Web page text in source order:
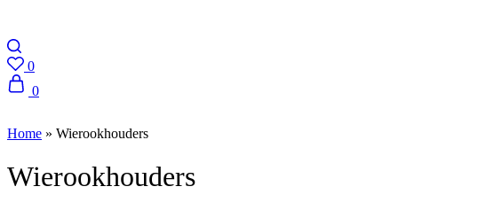
0
Wishlist
0
Home » Wierookhouders
Wierookhouders